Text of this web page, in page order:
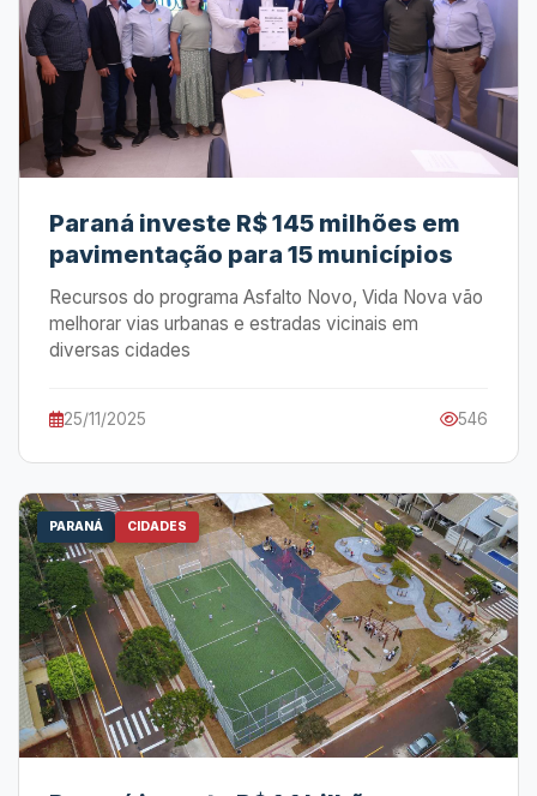
Paraná investe R$ 145 milhões em
pavimentação para 15 municípios
Recursos do programa Asfalto Novo, Vida Nova vão
melhorar vias urbanas e estradas vicinais em
diversas cidades
25/11/2025 546
PARANÁ CIDADES